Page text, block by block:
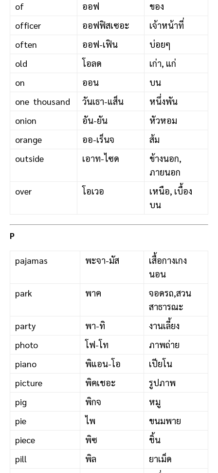
of ออฟ
ของ
officer
ออฟฟิสเซอะ
เจ้าหน้าที่
often
ออฟ-เฟิน
บ่อยๆ
old
โอลด
เก่า, แก่
on
ออน
บน
one thousand
วันเธา-แส็น
หนึ่งพัน
onion
อัน-ยัน
หัวหอม
orange
ออ-เร็นจ
ส้ม
outside
เอาท-ไซด
ข้างนอก,
ภายนอก
over
โอเวอ
เหนือ, เบื้อง
บน
P
pajamas พะจา-มัส
เสื้อกางเกง
นอน
park
พาค
จอดรถ,สวน
สาธารณะ
party
พา-ทิ
งานเลี้ยง
photo
โฟ-โท
ภาพถ่าย
piano
พิแอน-โอ
เปียโน
picture
พิคเชอะ
รูปภาพ
pig
พิกจ
หมู
pie
ไพ
ขนมพาย
piece
พิซ
ชิ้น
pill
พิล
ยาเม็ด